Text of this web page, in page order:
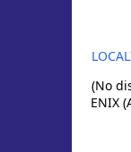
(No
ENIX